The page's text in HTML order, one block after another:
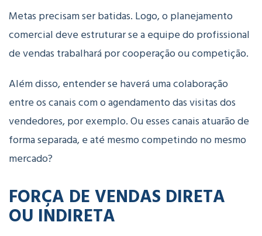
Metas precisam ser batidas. Logo, o planejamento
comercial deve estruturar se a equipe do profissional
de vendas trabalhará por cooperação ou competição.
Além disso, entender se haverá uma colaboração
entre os canais com o agendamento das visitas dos
vendedores, por exemplo. Ou esses canais atuarão de
forma separada, e até mesmo competindo no mesmo
mercado?
FORÇA DE VENDAS DIRETA
OU INDIRETA